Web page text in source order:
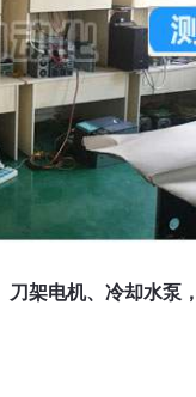
架电机、冷却水泵